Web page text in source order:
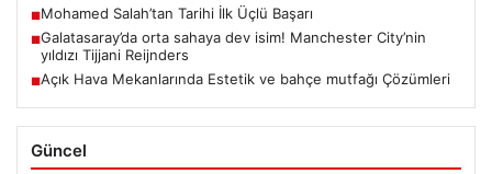
■Mohamed Salah’tan Tarihi İlk Üçlü Başarı
■Galatasaray’da orta sahaya dev isim! Manchester City’nin
yıldızı Tijjani Reijnders
■Açık Hava Mekanlarında Estetik ve bahçe mutfağı Çözümleri
Güncel